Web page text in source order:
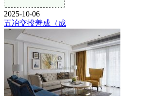
2025-10-06
五冶交投善成（成